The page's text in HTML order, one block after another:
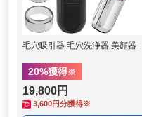
毛穴吸引器 毛穴洗浄器 美顔器
20%獲得※
19,800円
3,600円分獲得※